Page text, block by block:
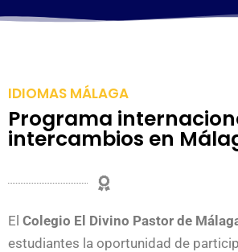
IDIOMAS MÁLAGA
Programa
intercambios en
El Colegio El Divino Pastor de
estudiantes la oportunidad de